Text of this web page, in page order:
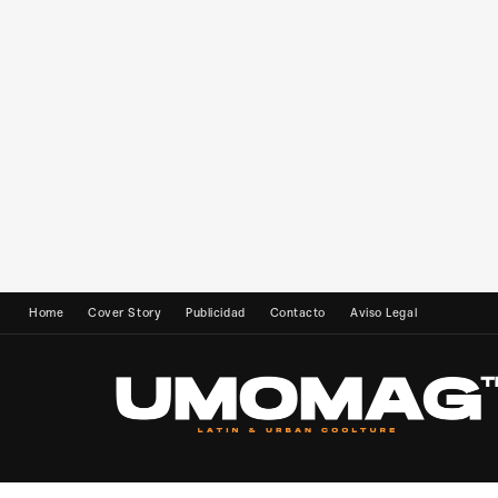
Home Cover Story Publicidad Contacto Aviso Legal